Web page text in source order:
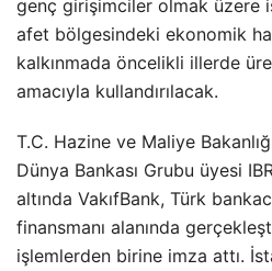
genç girişimciler olmak üzere
afet bölgesindeki ekonomik
kalkınmada öncelikli illerde
amacıyla kullandırılacak.
T.C. Hazine ve Maliye
Dünya Bankası Grubu üyesi
altında VakıfBank, Türk
finansmanı alanında
işlemlerden birine imza attı.